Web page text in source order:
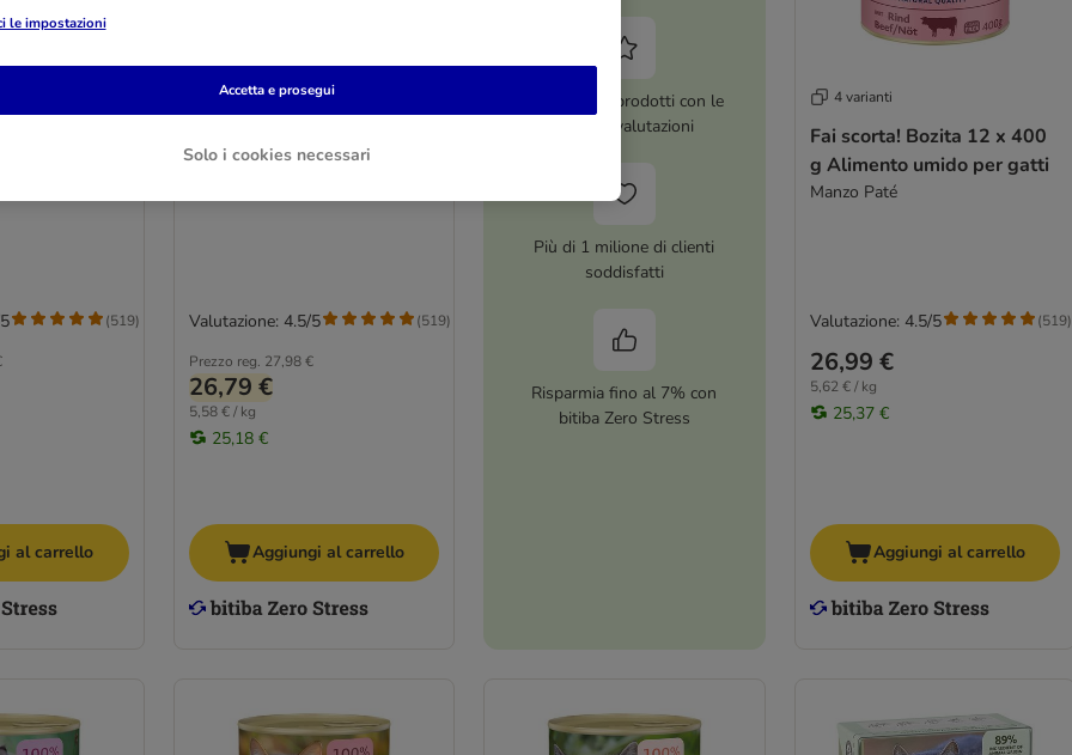
12 x 400
per gatti
(519)
al carrello
4 varianti
g Alimento umido per gatti
Prezzo reg. 27,98 €
26,79 €
5,58 € / kg
25,18 €
Valutazione: 4.5/5 (519)
Aggiungi al carrello
Oltre 8.000 prodotti con le
migliori valutazioni
Più di 1 milione di clienti
soddisfatti
Risparmia fino al 7% con
bitiba Zero Stress
4 varianti
Fai scorta! Bozita 12 x 400
g Alimento umido per gatti
Manzo Paté
26,99 €
5,62 € / kg
25,37 €
Valutazione: 4.5/5 (519)
Aggiungi al carrello
le impostazioni
Solo i cookies necessari
Accetta e prosegui